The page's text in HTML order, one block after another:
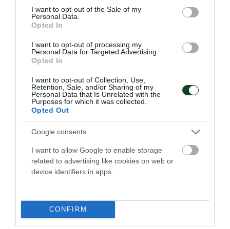
consent section.
I want to opt-out of the Sale of my
Personal Data.
Opted In
I want to opt-out of processing my
Personal Data for Targeted Advertising.
Opted In
I want to opt-out of Collection, Use,
Retention, Sale, and/or Sharing of my
Personal Data that Is Unrelated with the
Purposes for which it was collected.
Opted Out
Google consents
I want to allow Google to enable storage
related to advertising like cookies on web or
device identifiers in apps.
CONFIRM
Φιλική ήττα από τη Σουηδία
Η Εθνική ομάδα βόλεϊ γυναικών ηττήθηκε από τη Σουηδία
07.08.2026 ΒΟΛΕΪ ΓΥΝΑΙΚΩΝ